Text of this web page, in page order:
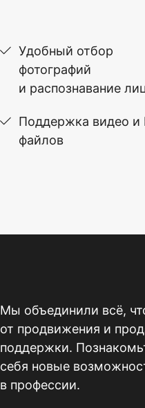
Удобный отбор
фотографий
и распознавание
Поддержка видео и
файлов
Мы объединили всё,
от продвижения и
поддержки.
себя новые
в профессии.